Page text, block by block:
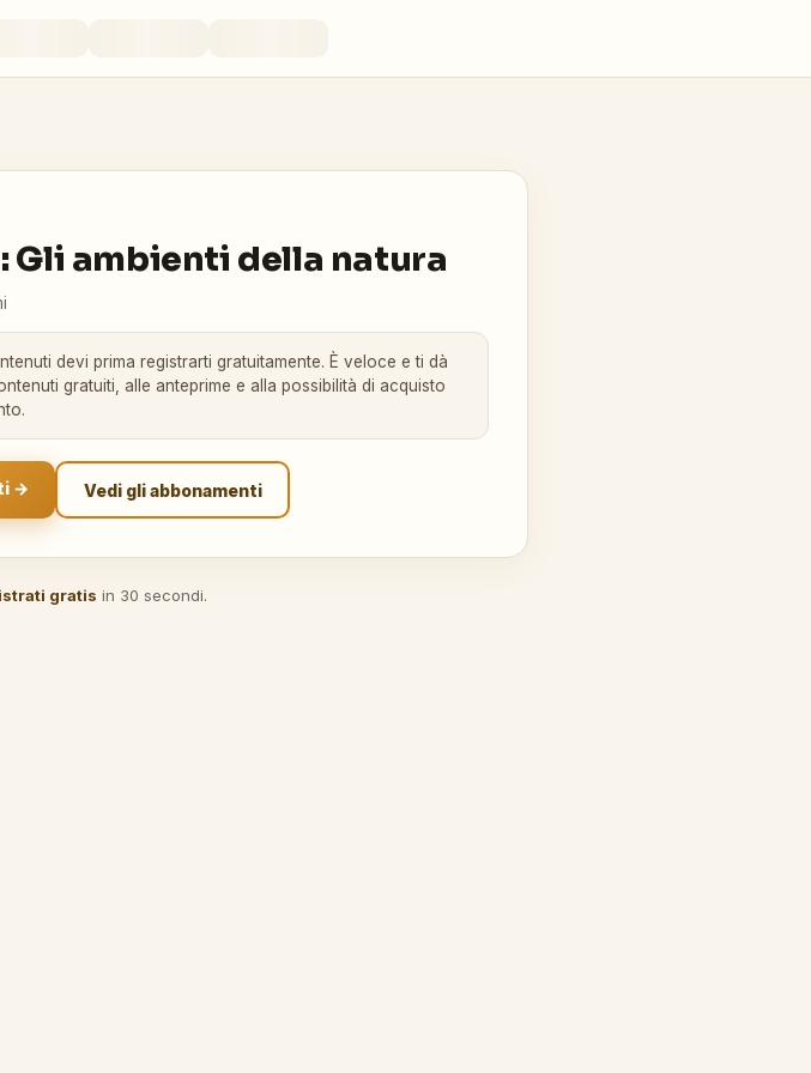
Gli ambienti della natura
devi prima registrarti gratuitamente. È veloce e ti dà
gratuiti, alle anteprime e alla possibilità di acquisto
→ Vedi gli abbonamenti
gratis in 30 secondi.